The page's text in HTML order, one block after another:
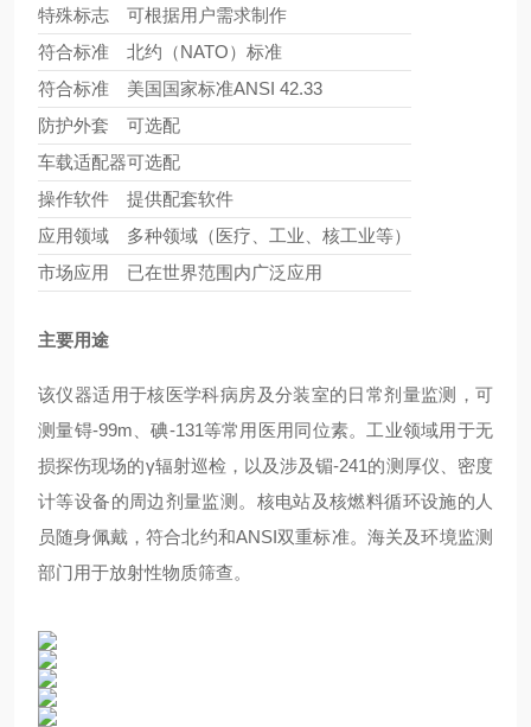
特殊标志
可根据用户需求制作
符合标准
北约（NATO）标准
符合标准
美国国家标准ANSI 42.33
防护外套
可选配
车载适配器可选配
操作软件
提供配套软件
应用领域
多种领域（医疗、工业、核工业等）
市场应用
已在世界范围内广泛应用
主要用途
该仪器适用于核医学科病房及分装室的日常剂量监测，可
测量锝-99m、碘-131等常用医用同位素。工业领域用于无
损探伤现场的γ辐射巡检，以及涉及镅-241的测厚仪、密度
计等设备的周边剂量监测。核电站及核燃料循环设施的人
员随身佩戴，符合北约和ANSI双重标准。海关及环境监测
部门用于放射性物质筛查。